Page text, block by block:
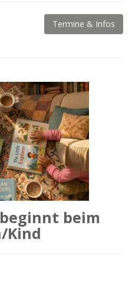
Termine & Infos
beim
Kind